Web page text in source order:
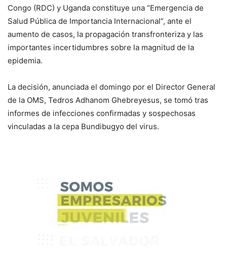
Congo (RDC) y Uganda constituye una “Emergencia de
Salud Pública de Importancia Internacional”, ante el
aumento de casos, la propagación transfronteriza y las
importantes incertidumbres sobre la magnitud de la
epidemia.
La decisión, anunciada el domingo por el Director General
de la OMS, Tedros Adhanom Ghebreyesus, se tomó tras
informes de infecciones confirmadas y sospechosas
vinculadas a la cepa Bundibugyo del virus.